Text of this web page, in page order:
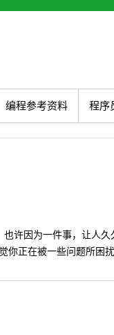
编程参考资料 程序
许因为一件事，让人久
你正在被一些问题所困